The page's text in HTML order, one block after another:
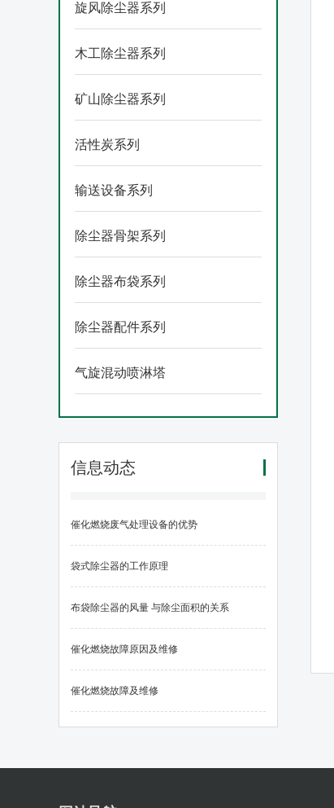
旋风除尘器系列
木工除尘器系列
矿山除尘器系列
活性炭系列
输送设备系列
除尘器骨架系列
除尘器布袋系列
除尘器配件系列
气旋混动喷淋塔
信息动态
催化燃烧废气处理设备的优势
袋式除尘器的工作原理
布袋除尘器的风量 与除尘面积的关系
催化燃烧故障原因及维修
催化燃烧故障及维修